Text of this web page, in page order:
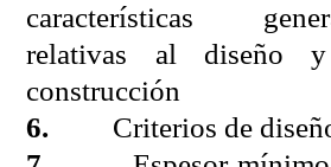
características
relativas al diseño
construcción
6. Criterios de